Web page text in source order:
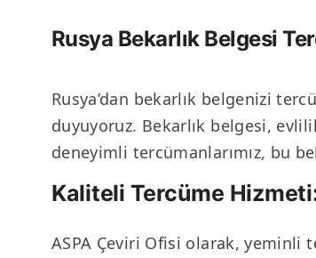
Rusya Bekarlık Belgesi
Rusya’dan bekarlık belgenizi
duyuyoruz. Bekarlık belgesi,
deneyimli tercümanlarımız, bu
Kaliteli Tercüme
ASPA Çeviri Ofisi olarak, yeminli